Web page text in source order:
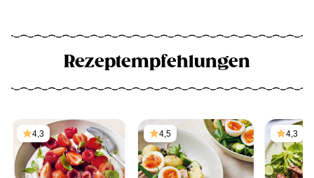
Rezeptempfehlungen
4,3 4,5 4,3